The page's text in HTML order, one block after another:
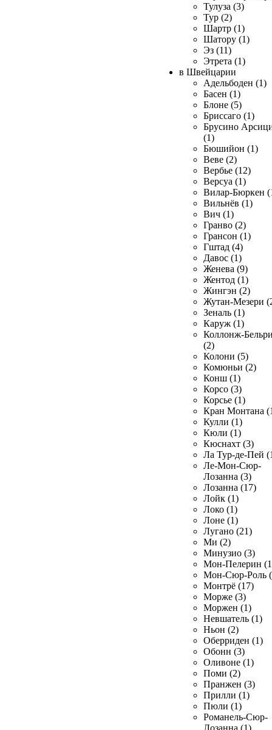
Тулуза (3)
Тур (2)
Шартр (1)
Шатору (1)
Эз (11)
Этрета (1)
в Швейцарии
Адельбоден (1)
Басен (1)
Блоне (5)
Бриссаго (1)
Брусино
(1)
Бюшийон (1)
Веве (2)
Вербье (12)
Версуа (1)
Вилар-Бюркен
Вильнёв (1)
Вич (1)
Гранво (2)
Грансон (1)
Гштад (4)
Давос (1)
Женева (9)
Жентод (1)
Жингэн (2)
Жутан-Мезери
Зеналь (1)
Каруж (1)
Коллонж-
(2)
Колони (5)
Комюньи (2)
Конш (1)
Корсо (3)
Корсье (1)
Кран Монтана
Кулли (1)
Кюли (1)
Кюснахт (3)
Ла Тур-де-Пей
Ле-Мон-Сюр-
Лозанна (3)
Лозанна (17)
Лойк (1)
Локо (1)
Лоне (1)
Лугано (21)
Ми (2)
Минузио (3)
Мон-Пелерин
Мон-Сюр-Роль
Монтрё (17)
Морже (3)
Моржен (1)
Невшатель (1)
Ньон (2)
Оберриден (1)
Обонн (3)
Оливоне (1)
Поми (2)
Пранжен (3)
Прилли (1)
Пюли (1)
Романель-Сюр-
Лозанна (1)